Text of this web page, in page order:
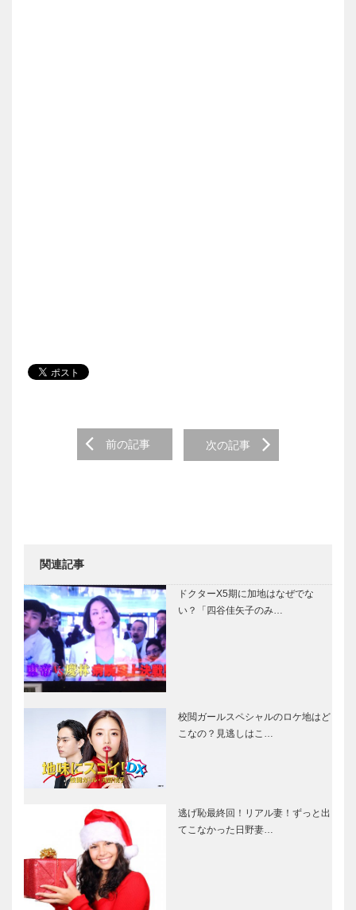
Post navigation
前の記事 次の記事
関連記事
ドクターX5期に加地はなぜでな
い？「四谷佳矢子のみ…
校閲ガールスペシャルのロケ地はど
こなの？見逃しはこ…
逃げ恥最終回！リアル妻！ずっと出
てこなかった日野妻…